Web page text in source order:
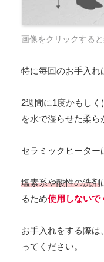
画像をクリックする
特に毎回のお手入れ
2週間に1度かもし
を水で湿らせた柔ら
セラミックヒーター
塩素系や酸性の洗剤
るため使用しないで
お手入れをする際
ってください。